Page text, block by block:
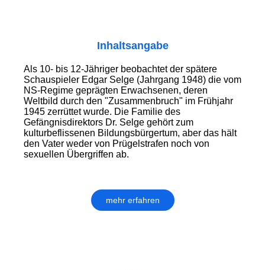
Inhaltsangabe
Als 10- bis 12-Jähriger beobachtet der spätere
Schauspieler Edgar Selge (Jahrgang 1948) die vom
NS-Regime geprägten Erwachsenen, deren
Weltbild durch den "Zusammenbruch" im Frühjahr
1945 zerrüttet wurde. Die Familie des
Gefängnisdirektors Dr. Selge gehört zum
kulturbeflissenen Bildungsbürgertum, aber das hält
den Vater weder von Prügelstrafen noch von
sexuellen Übergriffen ab.
mehr erfahren